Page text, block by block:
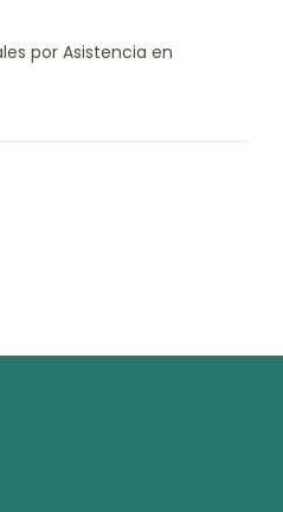
por Asistencia en